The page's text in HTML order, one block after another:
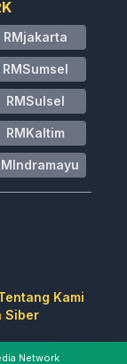
RMjakarta
RMSumsel
RMSulsel
RMKaltim
Kami
Siber
Network